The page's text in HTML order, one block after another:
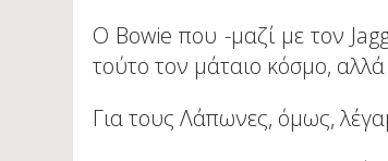
Ο Βοwie που -μαζί με τον
τούτο τον μάταιο κόσμο,
Για τους Λάπωνες, όμως,